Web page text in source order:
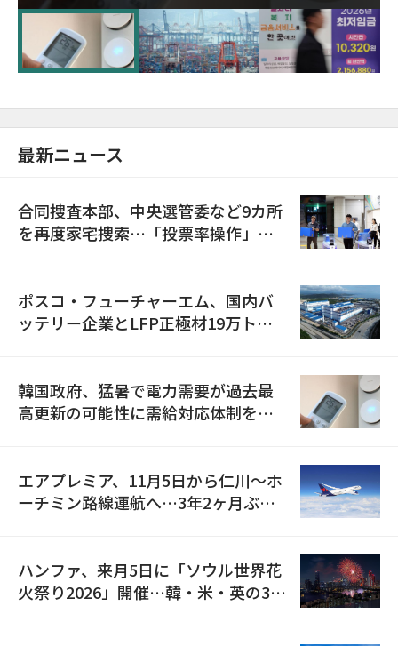
に需給対応体制を点検
最新ニュース
合同捜査本部、中央選管委など9カ所
を再度家宅捜索…「投票率操作」の
ポスコ・フューチャーエム、国内バ
ッテリー企業とLFP正極材19万トン
韓国政府、猛暑で電力需要が過去最
高更新の可能性に需給対応体制を点
エアプレミア、11月5日から仁川〜ホ
ーチミン路線運航へ…3年2ヶ月ぶり
ハンファ、来月5日に「ソウル世界花
火祭り2026」開催…韓・米・英の3カ